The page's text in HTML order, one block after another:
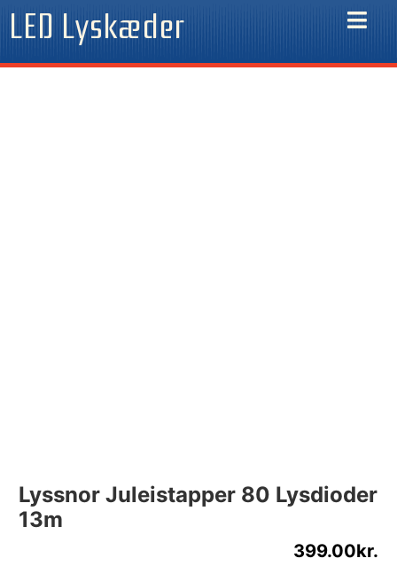
LED Lyskæder
Lyssnor Juleistapper 80 Lysdioder
13m
399.00kr.